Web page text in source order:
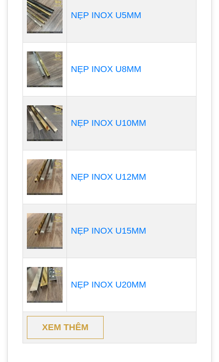
NẸP INOX U5MM
NẸP INOX U8MM
NẸP INOX U10MM
NẸP INOX U12MM
NẸP INOX U15MM
NẸP INOX U20MM
XEM THÊM